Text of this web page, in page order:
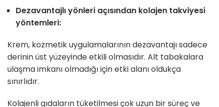
Dezavantajlı yönleri açısından kolajen takviyesi
yöntemleri:
Krem, kozmetik uygulamalarının dezavantajı sadece
derinin üst yüzeyinde etkili olmasıdır. Alt tabakalara
ulaşma imkanı olmadığı için etki alanı oldukça
sınırlıdır.
Kolajenli gıdaların tüketilmesi çok uzun bir süreç ve